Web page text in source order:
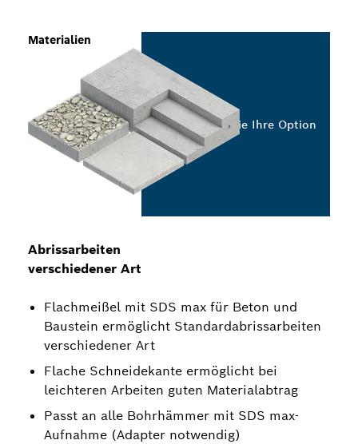
Abrissarbeiten
verschiedener Art
Flachmeißel mit SDS max für Beton und
Baustein ermöglicht Standardabrissarbeiten
verschiedener Art
Flache Schneidekante ermöglicht bei
leichteren Arbeiten guten Materialabtrag
Passt an alle Bohrhämmer mit SDS max-
Aufnahme (Adapter notwendig)
Materialien
Wählen Sie Ihre Option